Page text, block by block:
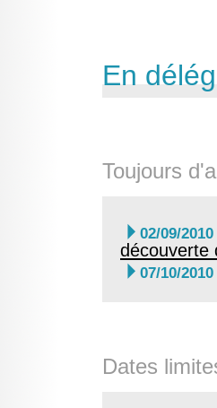
En
Toujours
 02/09/2010
découverte
 07/10/2010
Dates